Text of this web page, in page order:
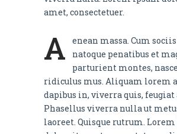
amet, consectetuer.
A
enean massa. Cum
natoque penatibus et
parturient montes,
ridiculus mus. Aliquam lorem
dapibus in, viverra quis, feugiat
Phasellus viverra nulla ut
laoreet. Quisque rutrum.